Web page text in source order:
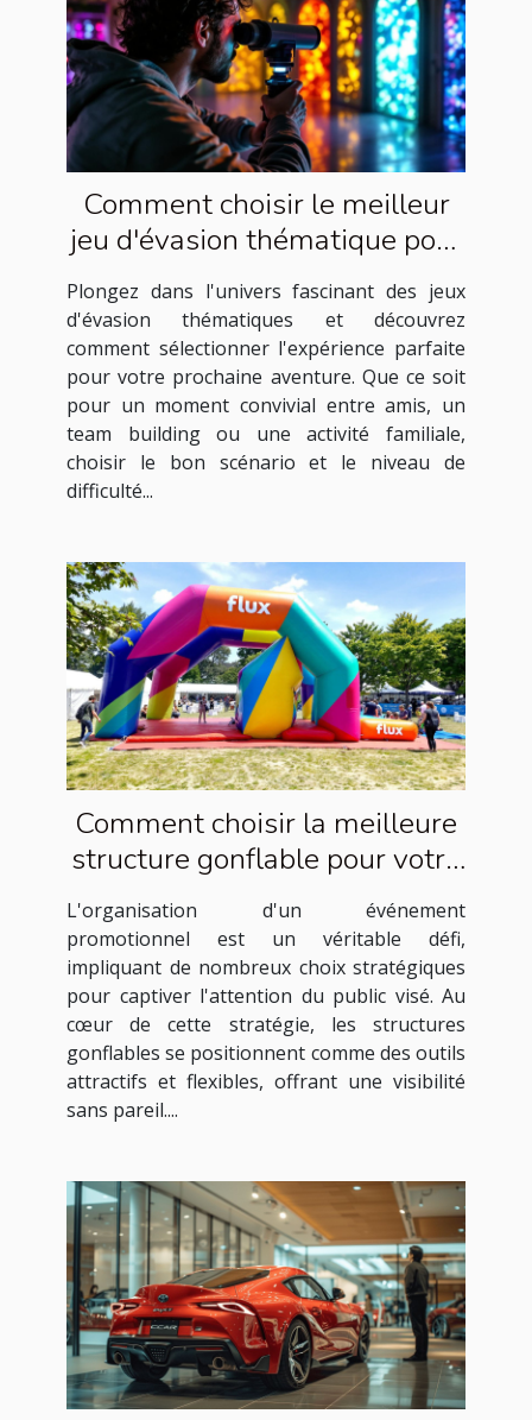
Comment choisir le meilleur
jeu d'évasion thématique pour
votre prochaine aventure
Plongez dans l'univers fascinant des jeux
d'évasion thématiques et découvrez
comment sélectionner l'expérience parfaite
pour votre prochaine aventure. Que ce soit
pour un moment convivial entre amis, un
team building ou une activité familiale,
choisir le bon scénario et le niveau de
difficulté...
Comment choisir la meilleure
structure gonflable pour votre
événement promotionnel
L'organisation d'un événement
promotionnel est un véritable défi,
impliquant de nombreux choix stratégiques
pour captiver l'attention du public visé. Au
cœur de cette stratégie, les structures
gonflables se positionnent comme des outils
attractifs et flexibles, offrant une visibilité
sans pareil....